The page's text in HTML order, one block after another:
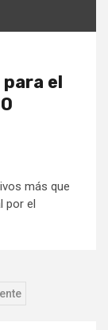
el
más que
por el